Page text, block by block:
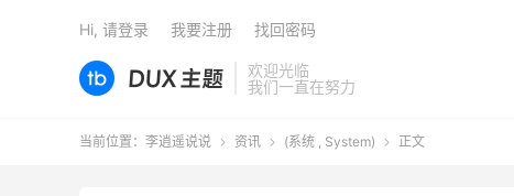
欢迎光临
我们一直在努力
Hi, 请登录 我要注册 找回密码
当前位置： 李逍遥说说  资讯  (系统 , System)  正文